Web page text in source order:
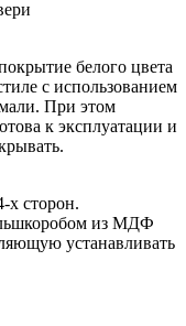
белого цвета
с использованием
При этом
к эксплуатации и
х сторон.
из МДФ
устанавливать